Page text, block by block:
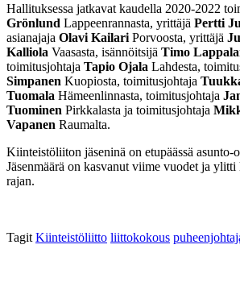
Hallituksessa jatkavat kaudella 2020-2022
Grönlund Lappeenrannasta, yrittäjä Pertti
asianajaja Olavi Kailari Porvoosta, yrittäjä
Kalliola Vaasasta, isännöitsijä Timo
toimitusjohtaja Tapio Ojala Lahdesta,
Simpanen Kuopiosta, toimitusjohtaja
Tuomala Hämeenlinnasta, toimitusjohtaja
Tuominen Pirkkalasta ja toimitusjohtaja
Vapanen Raumalta.
Kiinteistöliiton jäseninä on etupäässä asunto-
Jäsenmäärä on kasvanut viime vuodet ja
rajan.
Tagit Kiinteistöliitto liittokokous